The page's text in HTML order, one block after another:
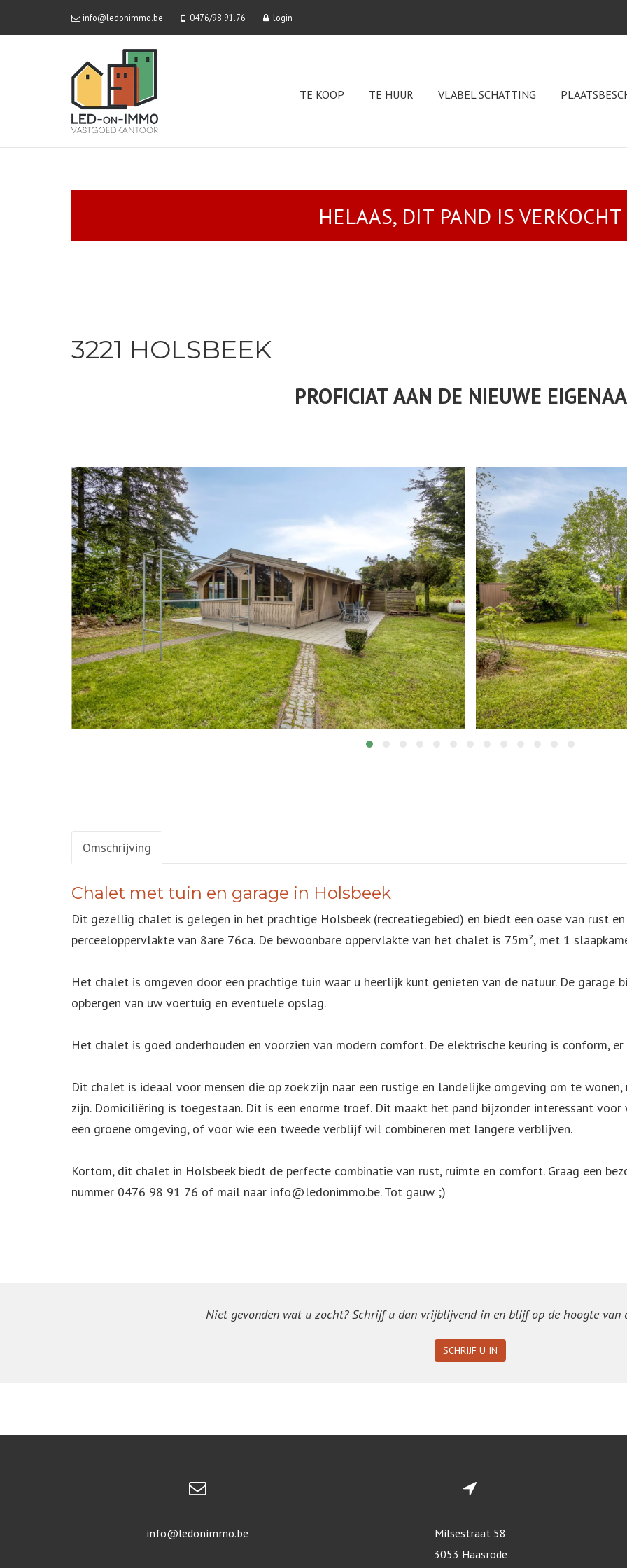
info@ledonimmo.be 0476/98.91.76 login
TE KOOP TE HUUR VLABEL SCHATTING
HELAAS, DIT PAND IS VERKOCHT
3221 HOLSBEEK
PROFICIAT AAN DE NIEUWE
Omschrijving
OMSCHRIJVING
Chalet met tuin en garage in Holsbeek
Dit gezellig chalet is gelegen in het prachtige Holsbeek (recreatiegebied) en biedt een oase van rust
perceeloppervlakte van 8are 76ca. De bewoonbare oppervlakte van het chalet is 75m², met 1
Het chalet is omgeven door een prachtige tuin waar u heerlijk kunt genieten van de natuur. De
opbergen van uw voertuig en eventuele opslag.
Het chalet is goed onderhouden en voorzien van modern comfort. De elektrische keuring is conform,
Dit chalet is ideaal voor mensen die op zoek zijn naar een rustige en landelijke omgeving om te
zijn. Domiciliëring is toegestaan. Dit is een enorme troef. Dit maakt het pand bijzonder interessant
een groene omgeving, of voor wie een tweede verblijf wil combineren met langere verblijven.
Kortom, dit chalet in Holsbeek biedt de perfecte combinatie van rust, ruimte en comfort. Graag een
nummer 0476 98 91 76 of mail naar info@ledonimmo.be. Tot gauw ;)
Niet gevonden wat u zocht? Schrijf u dan vrijblijvend in en blijf op de hoogte van
SCHRIJF U IN
info@ledonimmo.be
Milsestraat 58
3053 Haasrode